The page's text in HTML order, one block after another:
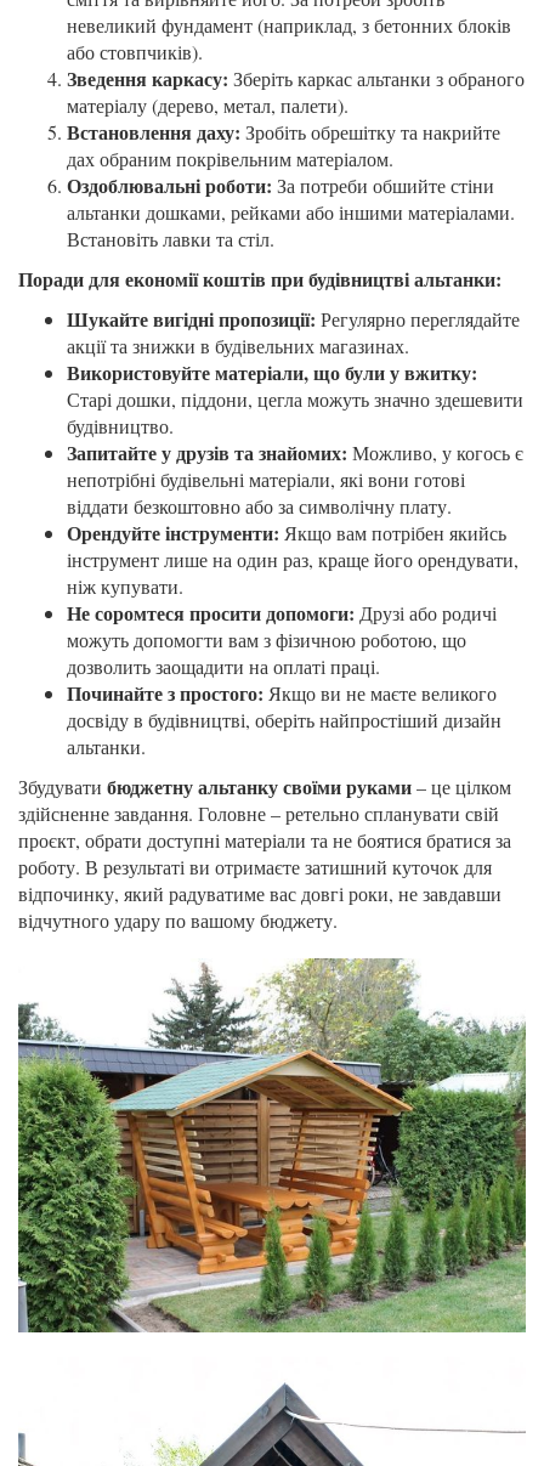
невеликий фундамент (наприклад, з бетонних блоків
або стовпчиків).
Зведення каркасу: Зберіть каркас альтанки з обраного
матеріалу (дерево, метал, палети).
Встановлення даху: Зробіть обрешітку та накрийте
дах обраним покрівельним матеріалом.
Оздоблювальні роботи: За потреби обшийте стіни
альтанки дошками, рейками або іншими матеріалами.
Встановіть лавки та стіл.
Поради для економії коштів при будівництві альтанки:
Шукайте вигідні пропозиції: Регулярно переглядайте
акції та знижки в будівельних магазинах.
Використовуйте матеріали, що були у вжитку:
Старі дошки, піддони, цегла можуть значно здешевити
будівництво.
Запитайте у друзів та знайомих: Можливо, у когось є
непотрібні будівельні матеріали, які вони готові
віддати безкоштовно або за символічну плату.
Орендуйте інструменти: Якщо вам потрібен якийсь
інструмент лише на один раз, краще його орендувати,
ніж купувати.
Не соромтеся просити допомоги: Друзі або родичі
можуть допомогти вам з фізичною роботою, що
дозволить заощадити на оплаті праці.
Починайте з простого: Якщо ви не маєте великого
досвіду в будівництві, оберіть найпростіший дизайн
альтанки.
Збудувати бюджетну альтанку своїми руками– це цілком
здійсненне завдання. Головне – ретельно спланувати свій
проєкт, обрати доступні матеріали та не боятися братися за
роботу. В результаті ви отримаєте затишний куточок для
відпочинку, який радуватиме вас довгі роки, не завдавши
відчутного удару по вашому бюджету.